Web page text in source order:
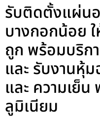
รับติดตั้งแผ่น
บางกอกน้อย ใ
ถูก พร้อมบริก
และ รับงานหุ้
และ ความเย็
ลูมิเนียม